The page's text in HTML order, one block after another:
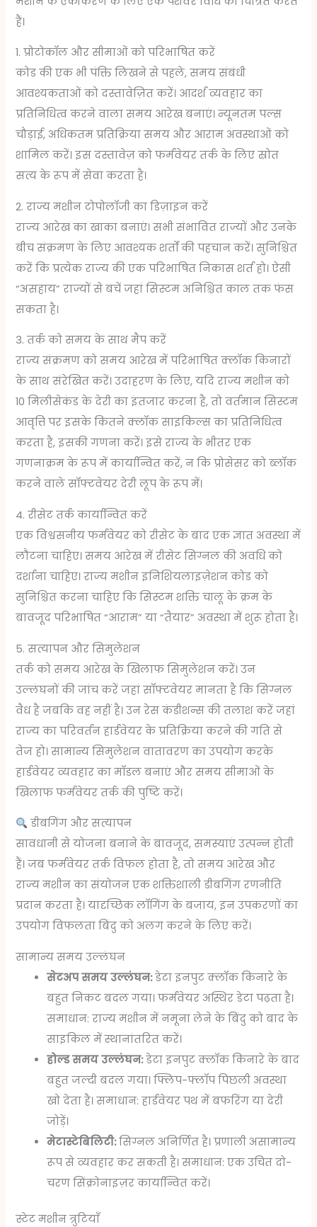
हैं।
1. प्रोटोकॉल और सीमाओं को परिभाषित करें
कोड की एक भी पंक्ति लिखने से पहले, समय संबंधी
आवश्यकताओं को दस्तावेज़ित करें। आदर्श व्यवहार का
प्रतिनिधित्व करने वाला समय आरेख बनाएं। न्यूनतम पल्स
चौड़ाई, अधिकतम प्रतिक्रिया समय और आराम अवस्थाओं को
शामिल करें। इस दस्तावेज़ को फर्मवेयर तर्क के लिए स्रोत
सत्य के रूप में सेवा करता है।
2. राज्य मशीन टोपोलॉजी का डिज़ाइन करें
राज्य आरेख का खाका बनाएं। सभी संभावित राज्यों और उनके
बीच संक्रमण के लिए आवश्यक शर्तों की पहचान करें। सुनिश्चित
करें कि प्रत्येक राज्य की एक परिभाषित निकास शर्त हो। ऐसी
“असहाय” राज्यों से बचें जहां सिस्टम अनिश्चित काल तक फंस
सकता है।
3. तर्क को समय के साथ मैप करें
राज्य संक्रमण को समय आरेख में परिभाषित क्लॉक किनारों
के साथ संरेखित करें। उदाहरण के लिए, यदि राज्य मशीन को
10 मिलीसेकंड के देरी का इंतजार करना है, तो वर्तमान सिस्टम
आवृत्ति पर इसके कितने क्लॉक साइकिल्स का प्रतिनिधित्व
करता है, इसकी गणना करें। इसे राज्य के भीतर एक
गणनाक्रम के रूप में कार्यान्वित करें, न कि प्रोसेसर को ब्लॉक
करने वाले सॉफ्टवेयर देरी लूप के रूप में।
4. रीसेट तर्क कार्यान्वित करें
एक विश्वसनीय फर्मवेयर को रीसेट के बाद एक ज्ञात अवस्था में
लौटना चाहिए। समय आरेख में रीसेट सिग्नल की अवधि को
दर्शाना चाहिए। राज्य मशीन इनिशियलाइज़ेशन कोड को
सुनिश्चित करना चाहिए कि सिस्टम शक्ति चालू के क्रम के
बावजूद परिभाषित “आराम” या “तैयार” अवस्था में शुरू होता है।
5. सत्यापन और सिमुलेशन
तर्क को समय आरेख के खिलाफ सिमुलेशन करें। उन
उल्लंघनों की जांच करें जहां सॉफ्टवेयर मानता है कि सिग्नल
वैध है जबकि वह नहीं है। उन रेस कंडीशन्स की तलाश करें जहां
राज्य का परिवर्तन हार्डवेयर के प्रतिक्रिया करने की गति से
तेज हो। सामान्य सिमुलेशन वातावरण का उपयोग करके
हार्डवेयर व्यवहार का मॉडल बनाएं और समय सीमाओं के
खिलाफ फर्मवेयर तर्क की पुष्टि करें।
डीबगिंग और सत्यापन
सावधानी से योजना बनाने के बावजूद, समस्याएं उत्पन्न होती
हैं। जब फर्मवेयर तर्क विफल होता है, तो समय आरेख और
राज्य मशीन का संयोजन एक शक्तिशाली डीबगिंग रणनीति
प्रदान करता है। यादृच्छिक लॉगिंग के बजाय, इन उपकरणों का
उपयोग विफलता बिंदु को अलग करने के लिए करें।
सामान्य समय उल्लंघन
सेटअप समय उल्लंघन:डेटा इनपुट क्लॉक किनारे के
बहुत निकट बदल गया। फर्मवेयर अस्थिर डेटा पढ़ता है।
समाधान: राज्य मशीन में नमूना लेने के बिंदु को बाद के
साइकिल में स्थानांतरित करें।
होल्ड समय उल्लंघन:डेटा इनपुट क्लॉक किनारे के बाद
बहुत जल्दी बदल गया। फ्लिप-फ्लॉप पिछली अवस्था
खो देता है। समाधान: हार्डवेयर पथ में बफरिंग या देरी
जोड़ें।
मेटास्टेबिलिटी:सिग्नल अनिर्णित है। प्रणाली असामान्य
रूप से व्यवहार कर सकती है। समाधान: एक उचित दो-
चरण सिंक्रोनाइज़र कार्यान्वित करें।
स्टेट मशीन त्रुटियाँ